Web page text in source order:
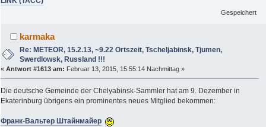
Gespeichert
karmaka
Re: METEOR, 15.2.13, ~9.22 Ortszeit, Tscheljabinsk, Tjumen,
Swerdlowsk, Russland !!!
« Antwort #1613 am: Februar 13, 2015, 15:55:14 Nachmittag »
Die deutsche Gemeinde der Chelyabinsk-Sammler hat am 9. Dezember in
Ekaterinburg übrigens ein prominentes neues Mitglied bekommen:
Франк-Вальтер Штайнмайер